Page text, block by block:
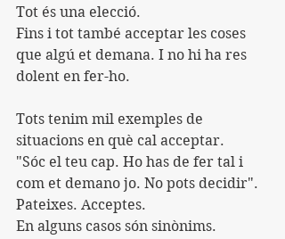
Tot és una elecció.
Fins i tot també acceptar les coses
que algú et demana. I no hi ha res
dolent en fer-ho.
Tots tenim mil exemples de
situacions en què cal acceptar.
"Sóc el teu cap. Ho has de fer tal i
com et demano jo. No pots decidir".
Pateixes. Acceptes.
En alguns casos són sinònims.